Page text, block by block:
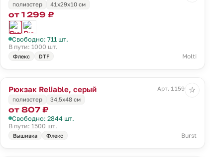
полиэстер
41x29x10 см
от 1 299 ₽
Свободно: 711 шт.
В пути: 1000 шт.
Флекс DTF Molti
Рюкзак Reliable, серый
Арт. 11594.10
полиэстер
34,5х48 см
от 807 ₽
Свободно: 2844 шт.
В пути: 1500 шт.
Вышивка Флекс Burst
☆